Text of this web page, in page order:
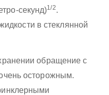
секунд)1/2.
в стеклянной
обращение с
осторожным.